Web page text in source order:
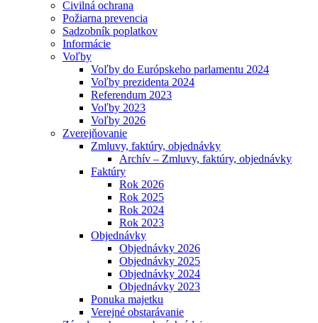
Civilná ochrana
Požiarna prevencia
Sadzobník poplatkov
Informácie
Voľby
Voľby do Európskeho parlamentu 2024
Voľby prezidenta 2024
Referendum 2023
Voľby 2023
Voľby 2026
Zverejňovanie
Zmluvy, faktúry, objednávky
Archív – Zmluvy, faktúry, objednávky
Faktúry
Rok 2026
Rok 2025
Rok 2024
Rok 2023
Objednávky
Objednávky 2026
Objednávky 2025
Objednávky 2024
Objednávky 2023
Ponuka majetku
Verejné obstarávanie